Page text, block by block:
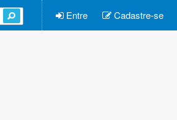
Entre Cadastre-se